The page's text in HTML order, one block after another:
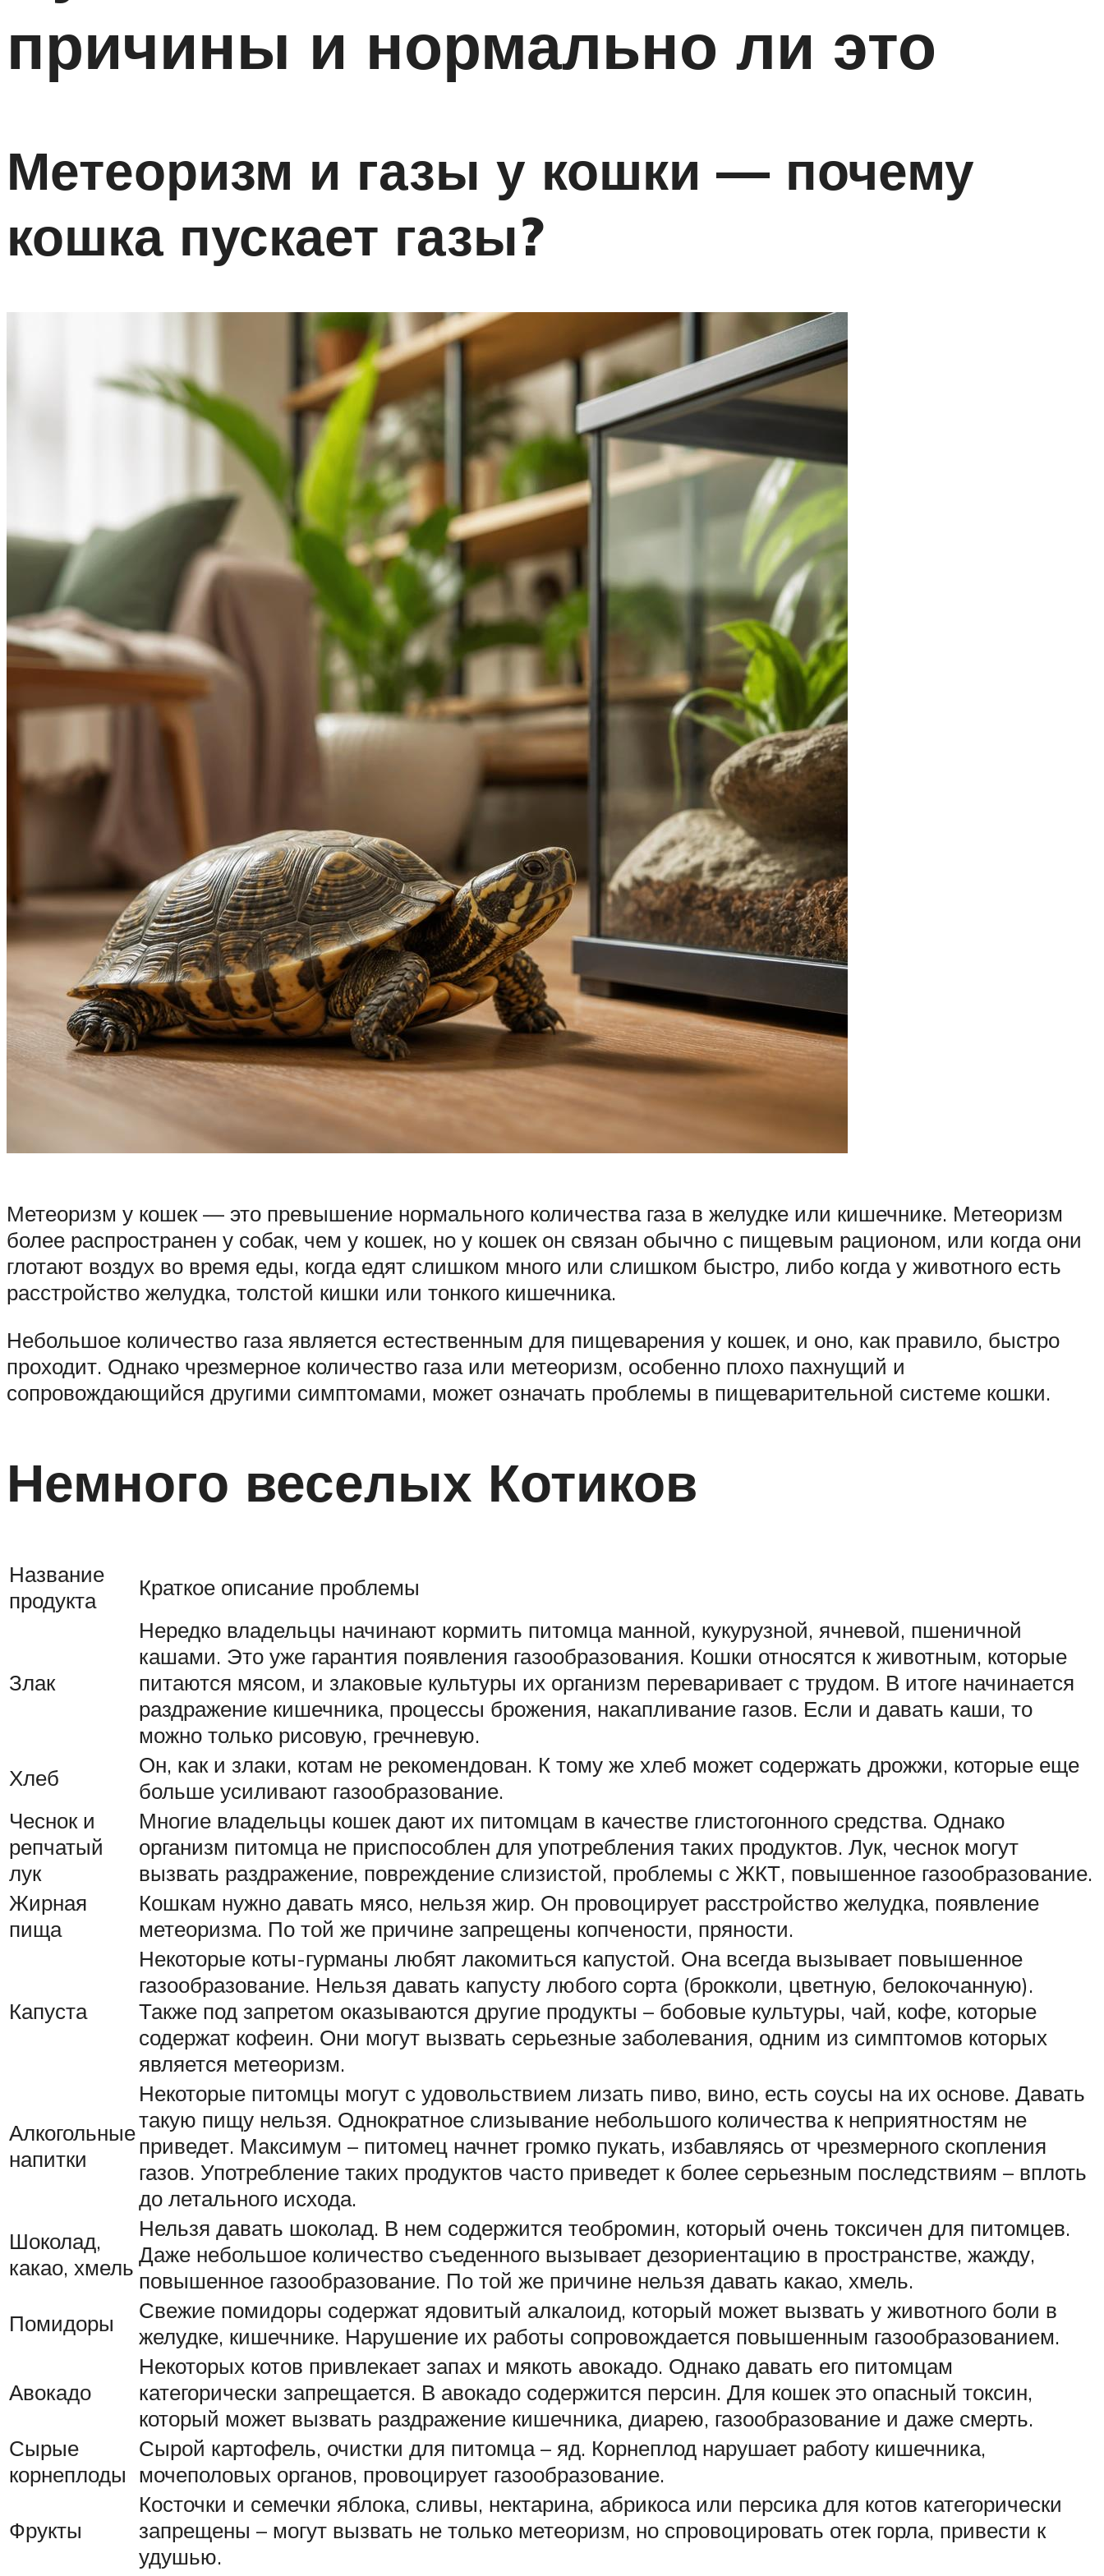
причины и нормально ли это
Метеоризм и газы у кошки — почему
кошка пускает газы?
Метеоризм у кошек — это превышение нормального количества газа в желудке или кишечнике. Метеоризм
более распространен у собак, чем у кошек, но у кошек он связан обычно с пищевым рационом, или когда они
глотают воздух во время еды, когда едят слишком много или слишком быстро, либо когда у животного есть
расстройство желудка, толстой кишки или тонкого кишечника.
Небольшое количество газа является естественным для пищеварения у кошек, и оно, как правило, быстро
проходит. Однако чрезмерное количество газа или метеоризм, особенно плохо пахнущий и
сопровождающийся другими симптомами, может означать проблемы в пищеварительной системе кошки.
Немного веселых Котиков
Название
продукта
Краткое описание проблемы
Злак
Нередко владельцы начинают кормить питомца манной, кукурузной, ячневой, пшеничной
кашами. Это уже гарантия появления газообразования. Кошки относятся к животным, которые
питаются мясом, и злаковые культуры их организм переваривает с трудом. В итоге начинается
раздражение кишечника, процессы брожения, накапливание газов. Если и давать каши, то
можно только рисовую, гречневую.
Хлеб
Он, как и злаки, котам не рекомендован. К тому же хлеб может содержать дрожжи, которые еще
больше усиливают газообразование.
Чеснок и
репчатый
лук
Многие владельцы кошек дают их питомцам в качестве глистогонного средства. Однако
организм питомца не приспособлен для употребления таких продуктов. Лук, чеснок могут
вызвать раздражение, повреждение слизистой, проблемы с ЖКТ, повышенное газообразование.
Жирная
пища
Кошкам нужно давать мясо, нельзя жир. Он провоцирует расстройство желудка, появление
метеоризма. По той же причине запрещены копчености, пряности.
Капуста
Некоторые коты-гурманы любят лакомиться капустой. Она всегда вызывает повышенное
газообразование. Нельзя давать капусту любого сорта (брокколи, цветную, белокочанную).
Также под запретом оказываются другие продукты – бобовые культуры, чай, кофе, которые
содержат кофеин. Они могут вызвать серьезные заболевания, одним из симптомов которых
является метеоризм.
Алкогольные
напитки
Некоторые питомцы могут с удовольствием лизать пиво, вино, есть соусы на их основе. Давать
такую пищу нельзя. Однократное слизывание небольшого количества к неприятностям не
приведет. Максимум – питомец начнет громко пукать, избавляясь от чрезмерного скопления
газов. Употребление таких продуктов часто приведет к более серьезным последствиям – вплоть
до летального исхода.
Шоколад,
какао, хмель
Нельзя давать шоколад. В нем содержится теобромин, который очень токсичен для питомцев.
Даже небольшое количество съеденного вызывает дезориентацию в пространстве, жажду,
повышенное газообразование. По той же причине нельзя давать какао, хмель.
Помидоры
Свежие помидоры содержат ядовитый алкалоид, который может вызвать у животного боли в
желудке, кишечнике. Нарушение их работы сопровождается повышенным газообразованием.
Авокадо
Некоторых котов привлекает запах и мякоть авокадо. Однако давать его питомцам
категорически запрещается. В авокадо содержится персин. Для кошек это опасный токсин,
который может вызвать раздражение кишечника, диарею, газообразование и даже смерть.
Сырые
корнеплоды
Сырой картофель, очистки для питомца – яд. Корнеплод нарушает работу кишечника,
мочеполовых органов, провоцирует газообразование.
Фрукты
Косточки и семечки яблока, сливы, нектарина, абрикоса или персика для котов категорически
запрещены – могут вызвать не только метеоризм, но спровоцировать отек горла, привести к
удушью.